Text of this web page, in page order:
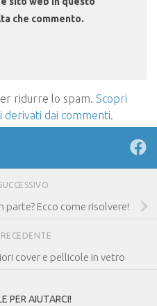
che commento.
ridurre lo spam. Scopri
derivati dai commenti.
parte? Ecco come risolvere!
cover e pellicole in vetro
PER AIUTARCI!